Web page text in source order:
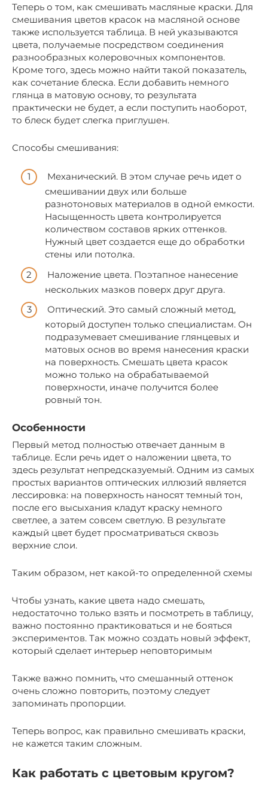
Теперь о том, как смешивать масляные краски. Для
смешивания цветов красок на масляной основе
также используется таблица. В ней указываются
цвета, получаемые посредством соединения
разнообразных колеровочных компонентов.
Кроме того, здесь можно найти такой показатель,
как сочетание блеска. Если добавить немного
глянца в матовую основу, то результата
практически не будет, а если поступить наоборот,
то блеск будет слегка приглушен.
Способы смешивания:
Механический. В этом случае речь идет о
смешивании двух или больше
разнотоновых материалов в одной емкости.
Насыщенность цвета контролируется
количеством составов ярких оттенков.
Нужный цвет создается еще до обработки
стены или потолка.
Наложение цвета. Поэтапное нанесение
нескольких мазков поверх друг друга.
Оптический. Это самый сложный метод,
который доступен только специалистам. Он
подразумевает смешивание глянцевых и
матовых основ во время нанесения краски
на поверхность. Смешать цвета красок
можно только на обрабатываемой
поверхности, иначе получится более
ровный тон.
Особенности
Первый метод полностью отвечает данным в
таблице. Если речь идет о наложении цвета, то
здесь результат непредсказуемый. Одним из самых
простых вариантов оптических иллюзий является
лессировка: на поверхность наносят темный тон,
после его высыхания кладут краску немного
светлее, а затем совсем светлую. В результате
каждый цвет будет просматриваться сквозь
верхние слои.
Таким образом, нет какой-то определенной схемы
Чтобы узнать, какие цвета надо смешать,
недостаточно только взять и посмотреть в таблицу,
важно постоянно практиковаться и не бояться
экспериментов. Так можно создать новый эффект,
который сделает интерьер неповторимым
Также важно помнить, что смешанный оттенок
очень сложно повторить, поэтому следует
запоминать пропорции.
Теперь вопрос, как правильно смешивать краски,
не кажется таким сложным.
Как работать с цветовым кругом?